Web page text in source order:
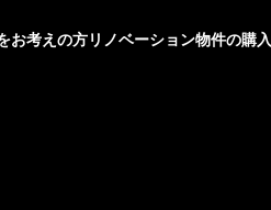
お考えの方リノベーション物件の購入